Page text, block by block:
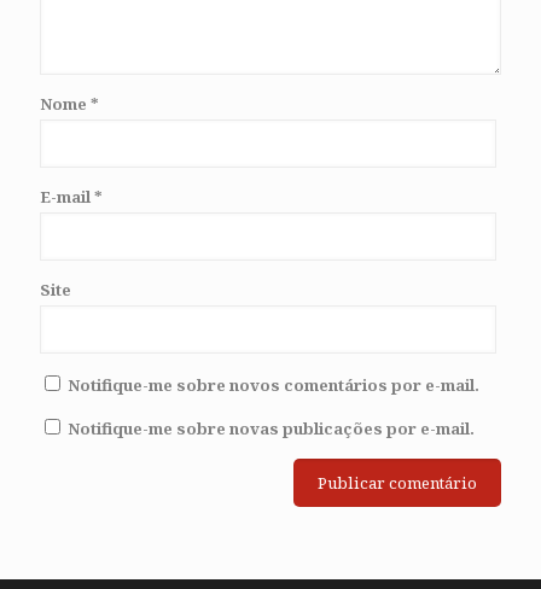
Nome *
E-mail*
Site
Notifique-me sobre novos comentários por e-mail.
Notifique-me sobre novas publicações por e-mail.